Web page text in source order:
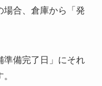
場合、倉庫から「発
準備完了日」にそれ